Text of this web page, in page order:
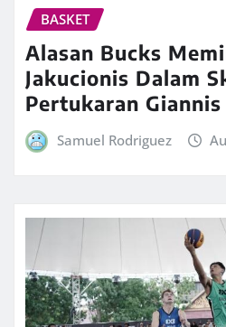
BASKET
Alasan Bucks
Jakucionis Dalam
Pertukaran Giannis
Samuel Rodriguez